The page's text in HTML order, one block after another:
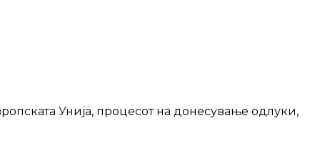
Унија, процесот на донесување одлуки,